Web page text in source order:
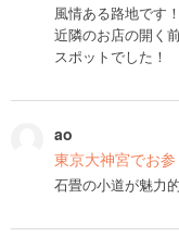
風情ある路地です！
近隣のお店の開く
スポットでした！
ao
東京大神宮でお
石畳の小道が魅力的